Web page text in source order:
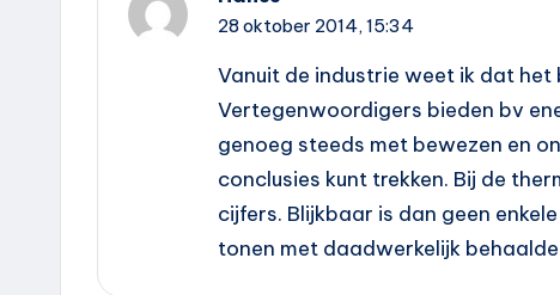
28 oktober 2014, 15:34
Vanuit de industrie weet ik dat
Vertegenwoordigers bieden bv
genoeg steeds met bewezen en
conclusies kunt trekken. Bij de
cijfers. Blijkbaar is dan geen
tonen met daadwerkelijk